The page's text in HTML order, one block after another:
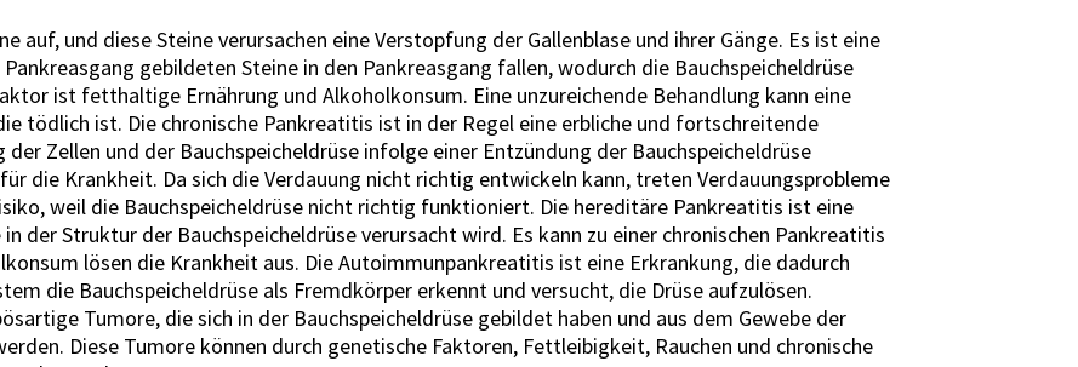
​​auf, und diese Steine ​​verursachen eine Verstopfung der Gallenblase und ihrer Gänge. Es ist eine
gebildeten Steine ​​​​in den Pankreasgang fallen, wodurch die Bauchspeicheldrüse
ist fetthaltige Ernährung und Alkoholkonsum. Eine unzureichende Behandlung kann eine
tödlich ist. Die chronische Pankreatitis ist in der Regel eine erbliche und fortschreitende
der Zellen und der Bauchspeicheldrüse infolge einer Entzündung der Bauchspeicheldrüse
die Krankheit. Da sich die Verdauung nicht richtig entwickeln kann, treten Verdauungsprobleme
weil die Bauchspeicheldrüse nicht richtig funktioniert. Die hereditäre Pankreatitis ist eine
der Struktur der Bauchspeicheldrüse verursacht wird. Es kann zu einer chronischen Pankreatitis
lösen die Krankheit aus. Die Autoimmunpankreatitis ist eine Erkrankung, die dadurch
die Bauchspeicheldrüse als Fremdkörper erkennt und versucht, die Drüse aufzulösen.
Tumore, die sich in der Bauchspeicheldrüse gebildet haben und aus dem Gewebe der
Diese Tumore können durch genetische Faktoren, Fettleibigkeit, Rauchen und chronische